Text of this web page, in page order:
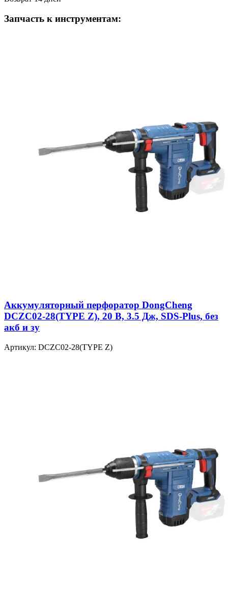
Запчасть к инструментам:
Аккумуляторный перфоратор DongCheng
DCZC02-28(TYPE Z), 20 В, 3.5 Дж, SDS-Plus, без
акб и зу
Артикул: DCZC02-28(TYPE Z)